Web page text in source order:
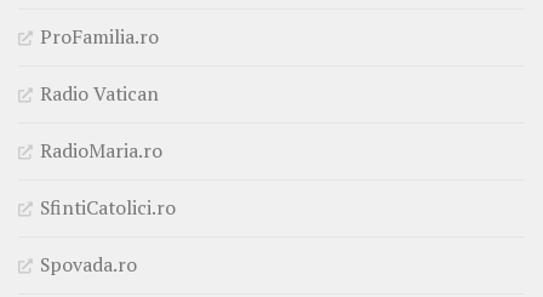
ProFamilia.ro
Radio Vatican
RadioMaria.ro
SfintiCatolici.ro
Spovada.ro